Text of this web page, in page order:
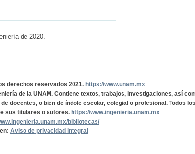
de 2020.
derechos reservados 2021. https://www.unam.mx
de la UNAM. Contiene textos, trabajos, investigaciones, así
docentes, o bien de índole escolar, colegial o profesional. Todos
sus titulares o autores. https://www.ingenieria.unam.mx
bibliotecas/
Aviso de privacidad integral